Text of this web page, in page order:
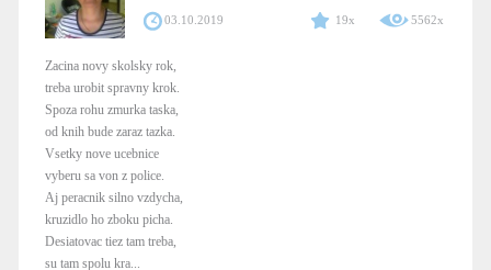
03.10.2019 19x 5562x
Zacina novy skolsky rok,
treba urobit spravny krok.
Spoza rohu zmurka taska,
od knih bude zaraz tazka.
Vsetky nove ucebnice
vyberu sa von z police.
Aj peracnik silno vzdycha,
kruzidlo ho zboku picha.
Desiatovac tiez tam treba,
su tam spolu kra...